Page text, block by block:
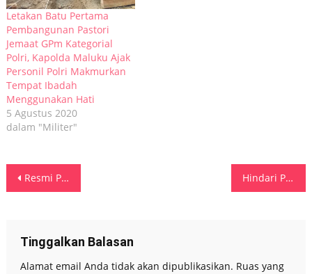
Letakan Batu Pertama
Pembangunan Pastori
Jemaat GPm Kategorial
Polri, Kapolda Maluku Ajak
Personil Polri Makmurkan
Tempat Ibadah
Menggunakan Hati
5 Agustus 2020
dalam "Militer"
Navigasi
Resmi Pastori Niwelehu-Nikulukan, Kapolda Maluku: Bohong Cinta Tanpa Pengorbanan Hindari Penularan Wabah Covid-19, Kompolnas RI Lakukan Penyemprotan Disinfektan Dan Pemeriksaan Swab Test
Tinggalkan Balasan
Alamat email Anda tidak akan dipublikasikan. Ruas yang